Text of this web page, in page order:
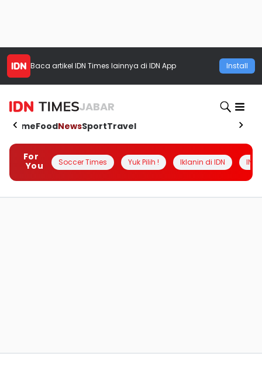
Baca artikel IDN Times lainnya di IDN App Install
JABAR
HomeFoodNewsSportTravel
For
You
Soccer Times Yuk Pilih ! Iklanin di IDN